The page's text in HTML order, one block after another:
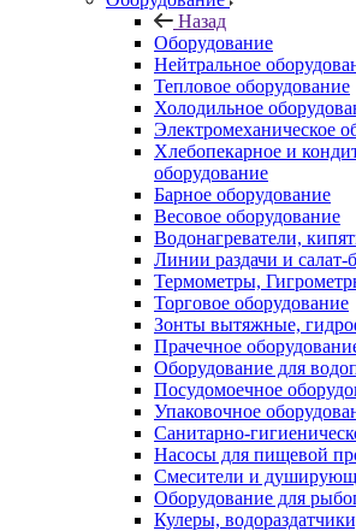
Назад
Оборудование
Нейтральное
Тепловое оборудование
Холодильное
Электромеханическое
Хлебопекарное и
оборудование
Барное оборудование
Весовое оборудование
Водонагреватели,
Линии раздачи и салат-
Термометры,
Торговое оборудование
Зонты вытяжные,
Прачечное
Оборудование для
Посудомоечное
Упаковочное
Санитарно-
Насосы для пищевой
Смесители и
Оборудование для
Кулеры,